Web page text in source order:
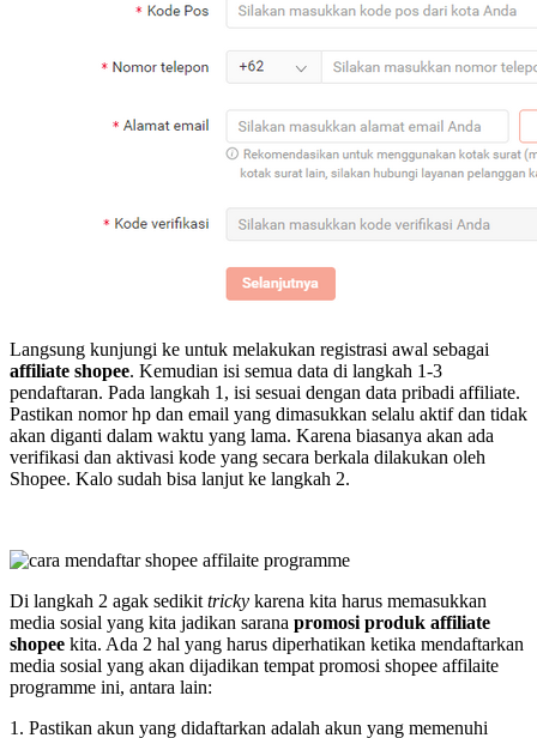
Langsung kunjungi ke untuk melakukan registrasi awal sebagai
affiliate shopee. Kemudian isi semua data di langkah 1-3
pendaftaran. Pada langkah 1, isi sesuai dengan data pribadi affiliate.
Pastikan nomor hp dan email yang dimasukkan selalu aktif dan tidak
akan diganti dalam waktu yang lama. Karena biasanya akan ada
verifikasi dan aktivasi kode yang secara berkala dilakukan oleh
Shopee. Kalo sudah bisa lanjut ke langkah 2.
Di langkah 2 agak sedikittricky karena kita harus memasukkan
media sosial yang kita jadikan sarana promosi produk affiliate
shopee kita. Ada 2 hal yang harus diperhatikan ketika mendaftarkan
media sosial yang akan dijadikan tempat promosi shopee affilaite
programme ini, antara lain:
1. Pastikan akun yang didaftarkan adalah akun yang memenuhi